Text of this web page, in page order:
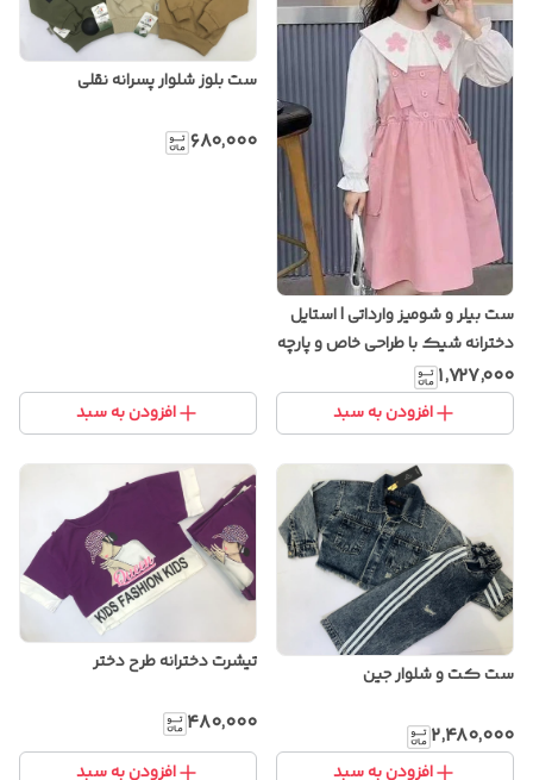
ست بیلر و شومیز وارداتی | استایل
دخترانه شیک با طراحی خاص و پارچه
باکیفیت
۱٬۷۲۷٬۰۰۰
افزودن به سبد
ست بلوز شلوار پسرانه نقلی
۶۸۰٬۰۰۰
افزودن به سبد
ست کت و شلوار جین
۲٬۴۸۰٬۰۰۰
افزودن به سبد
تیشرت دخترانه طرح دختر
۴۸۰٬۰۰۰
افزودن به سبد